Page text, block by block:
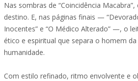
Nas sombras de “Coincidência
destino. E, nas páginas finais —
Inocentes” e “O Médico Alterado” —, o
ético e espiritual que separa o homem
humanidade.
Com estilo refinado, ritmo envolvente e